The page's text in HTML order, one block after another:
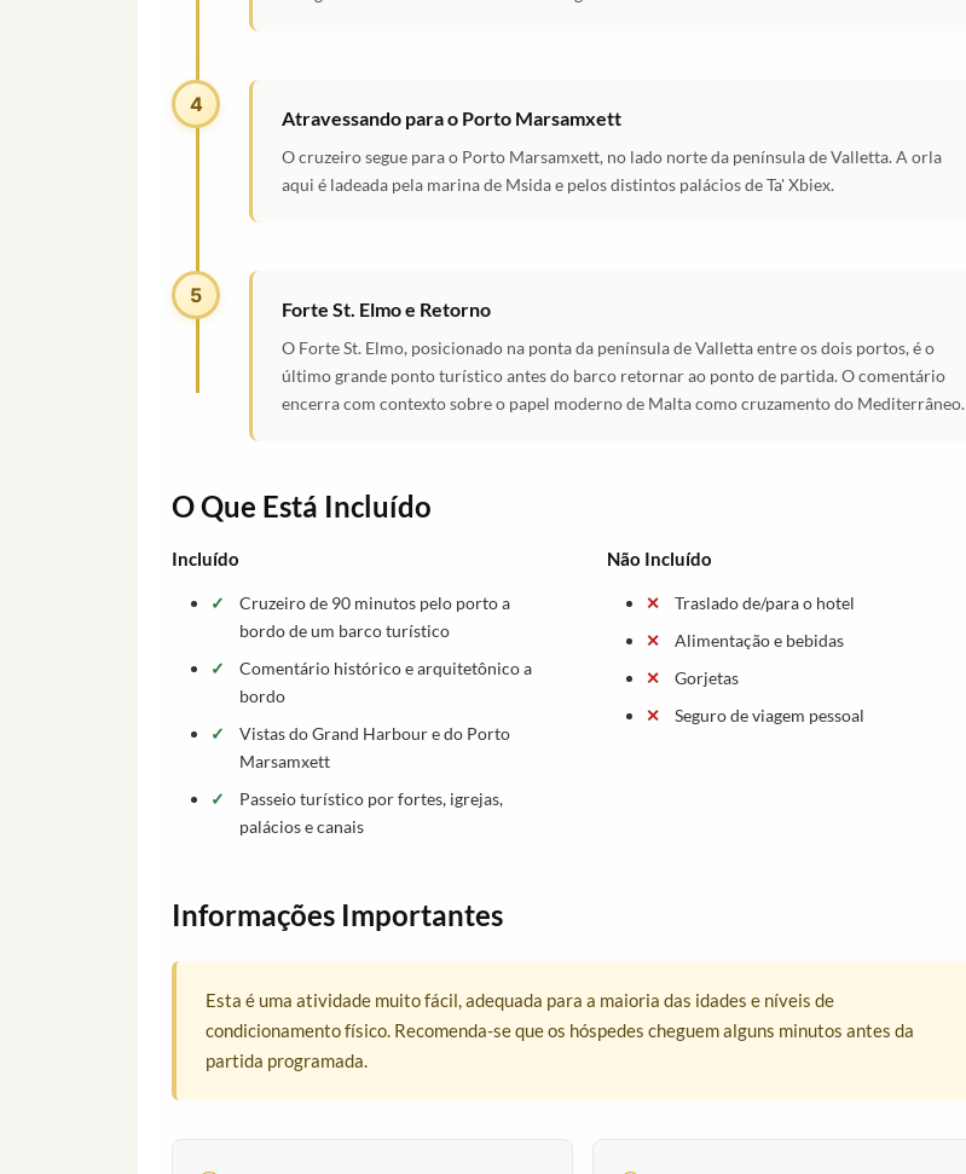
4
Atravessando para o Porto Marsamxett
O cruzeiro segue para o Porto Marsamxett, no lado norte da península de Valletta. A orla
aqui é ladeada pela marina de Msida e pelos distintos palácios de Ta' Xbiex.
5
Forte St. Elmo e Retorno
O Forte St. Elmo, posicionado na ponta da península de Valletta entre os dois portos, é o
último grande ponto turístico antes do barco retornar ao ponto de partida. O comentário
encerra com contexto sobre o papel moderno de Malta como cruzamento do Mediterrâneo.
O Que Está Incluído
Incluído
Cruzeiro de 90 minutos pelo porto a
bordo de um barco turístico
Comentário histórico e arquitetônico a
bordo
Vistas do Grand Harbour e do Porto
Marsamxett
Passeio turístico por fortes, igrejas,
palácios e canais
Não Incluído
Traslado de/para o hotel
Alimentação e bebidas
Gorjetas
Seguro de viagem pessoal
Informações Importantes
Esta é uma atividade muito fácil, adequada para a maioria das idades e níveis de
condicionamento físico. Recomenda-se que os hóspedes cheguem alguns minutos antes da
partida programada.